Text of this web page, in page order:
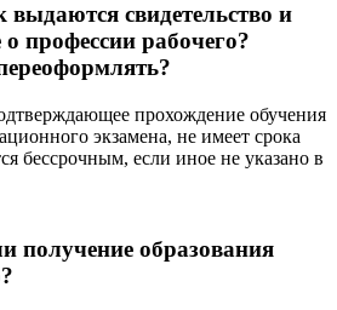
свидетельство и
о профессии рабочего?
прохождение обучения
экзамена, не имеет срока
бессрочным, если иное не указано в
получение образования